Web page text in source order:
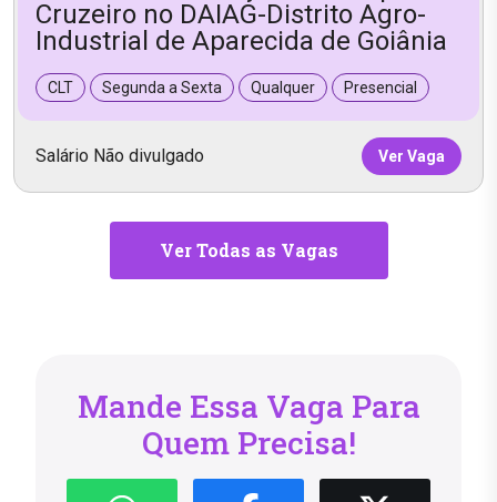
Cruzeiro no DAIAG-Distrito Agro-
Industrial de Aparecida de Goiânia
CLT Segunda a Sexta Qualquer Presencial
Salário Não divulgado Ver Vaga
Ver Todas as Vagas
Mande Essa Vaga Para
Quem Precisa!